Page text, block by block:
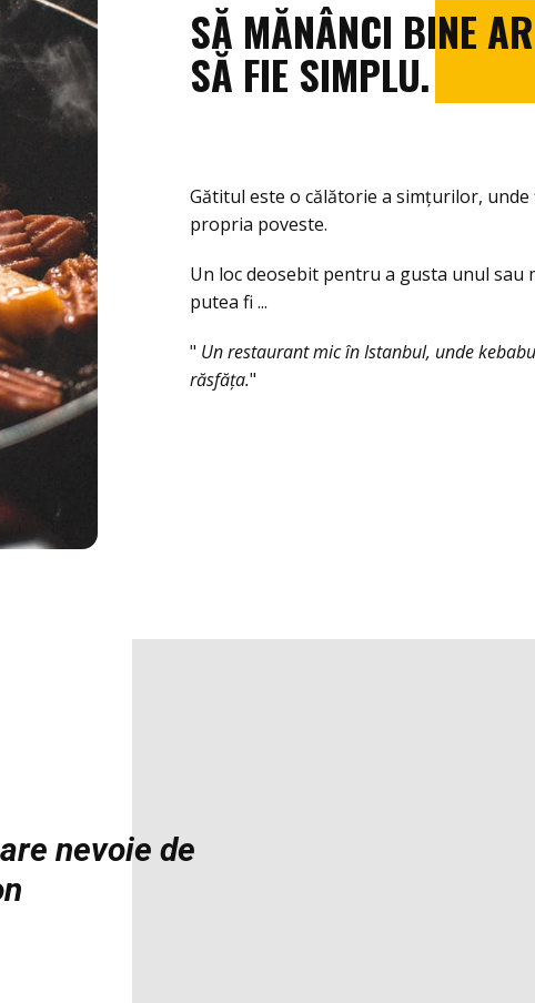
SĂ MĂNÂNCI BINE
SĂ FIE SIMPLU.
Gătitul este o călătorie a simțurilor,
propria poveste.
Un loc deosebit pentru a gusta unul sau
putea fi ...
" Un restaurant mic în Istanbul, unde
răsfăța."
nevoie de